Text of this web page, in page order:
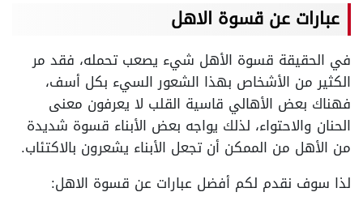
عبارات عن قسوة الاهل
في الحقيقة قسوة الأهل شيء يصعب تحمله، فقد مر
الكثير من الأشخاص بهذا الشعور السيء بكل أسف،
فهناك بعض الأهالي قاسية القلب لا يعرفون معنى
الحنان والاحتواء، لذلك يواجه بعض الأبناء قسوة شديدة
من الأهل من الممكن أن تجعل الأبناء يشعرون بالاكتئاب.
لذا سوف نقدم لكم أفضل عبارات عن قسوة الاهل: